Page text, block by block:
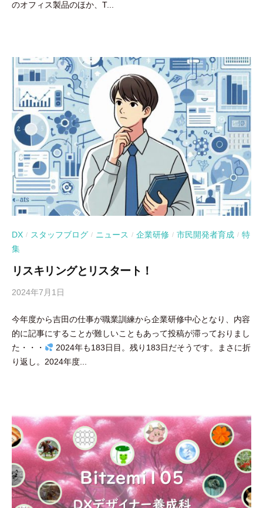
のオフィス製品のほか、T...
DX / スタッフブログ / ニュース / 企業研修 / 市民開発者育成 / 特
集
リスキリングとリスタート！
2024年7月1日
吉
田
豪
今年度から吉田の仕事が職業訓練から企業研修中心となり、内容
的に記事にすることが難しいこともあって投稿が滞っておりまし
た・・・
2024年も183日目。残り183日だそうです。まさに折
り返し。2024年度...